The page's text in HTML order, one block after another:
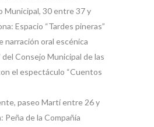
Municipal, 30 entre 37 y
Espacio “Tardes pineras”
narración oral escénica
del Consejo Municipal de las
el espectáculo “Cuentos
paseo Martí entre 26 y
Peña de la Compañía